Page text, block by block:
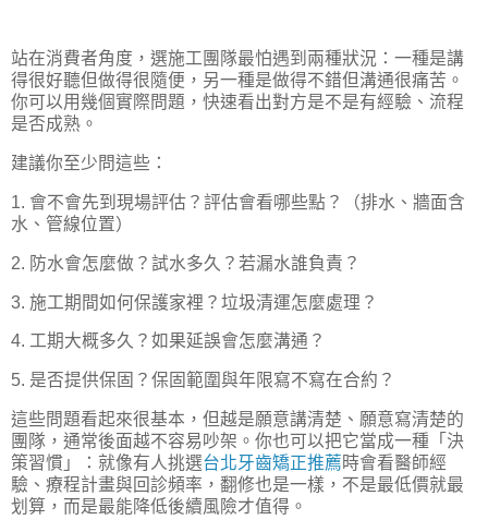
站在消費者角度，選施工團隊最怕遇到兩種狀況：一種是講
得很好聽但做得很隨便，另一種是做得不錯但溝通很痛苦。
你可以用幾個實際問題，快速看出對方是不是有經驗、流程
是否成熟。
建議你至少問這些：
1. 會不會先到現場評估？評估會看哪些點？（排水、牆面含
水、管線位置）
2. 防水會怎麼做？試水多久？若漏水誰負責？
3. 施工期間如何保護家裡？垃圾清運怎麼處理？
4. 工期大概多久？如果延誤會怎麼溝通？
5. 是否提供保固？保固範圍與年限寫不寫在合約？
這些問題看起來很基本，但越是願意講清楚、願意寫清楚的
團隊，通常後面越不容易吵架。你也可以把它當成一種「決
策習慣」：就像有人挑選台北牙齒矯正推薦時會看醫師經
驗、療程計畫與回診頻率，翻修也是一樣，不是最低價就最
划算，而是最能降低後續風險才值得。